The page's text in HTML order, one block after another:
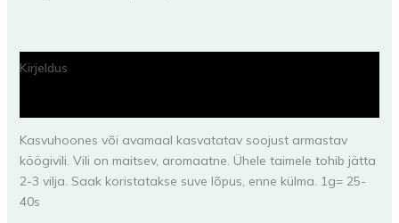
Kirjeldus
Kasvuhoones või avamaal kasvatatav soojust armastav
köögivili. Vili on maitsev, aromaatne. Ühele taimele tohib jätta
2-3 vilja. Saak koristatakse suve lõpus, enne külma. 1g= 25-
40s